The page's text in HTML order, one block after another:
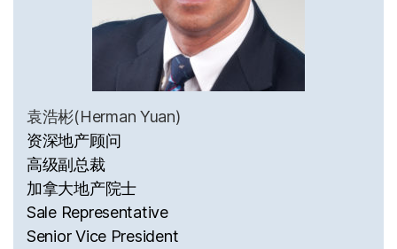
袁浩彬(Herman Yuan)
资深地产顾问
高级副总裁
加拿大地产院士
Sale Representative
Senior Vice President